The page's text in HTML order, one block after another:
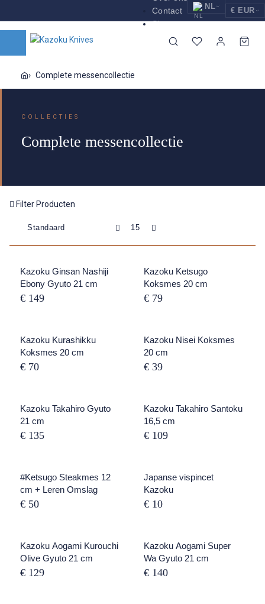
Contact
Shop nu
NL
Deutsch
€ EUR
Complete messencollectie
COLLECTIES
Complete messencollectie
Filter Producten
UITVERKOCHT
Kazoku Ginsan Nashiji
Ebony Gyuto 21 cm
€ 149
Kazoku Ketsugo
Koksmes 20 cm
€ 79
UITVERKOCHT
Kazoku Kurashikku
Koksmes 20 cm
€ 70
Kazoku Nisei Koksmes
20 cm
€ 39
Kazoku Takahiro Gyuto
21 cm
€ 135
UITVERKOCHT
Kazoku Takahiro Santoku
16,5 cm
€ 109
UITVERKOCHT
#Ketsugo Steakmes 12
cm + Leren Omslag
€ 50
Japanse vispincet
Kazoku
€ 10
Kazoku Aogami Kurouchi
Olive Gyuto 21 cm
€ 129
UITVERKOCHT
Kazoku Aogami Super
Wa Gyuto 21 cm
€ 140